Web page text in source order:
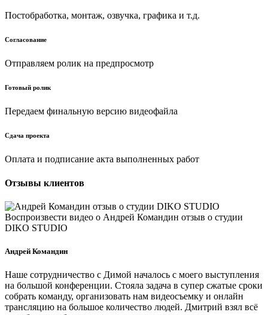
Постобработка, монтаж, озвучка, графика и т.д.
Согласование
Отправляем ролик на предпросмотр
Готовый ролик
Передаем финальную версию видеофайла
Сдача проекта
Оплата и подписание акта выполненных работ
Отзывы клиентов
Воспроизвести видео о Андрей Командин отзыв о студии
DIKO STUDIO
Андрей Командин
Наше сотрудничество с Димой началось с моего выступления
на большой конференции. Стояла задача в супер сжатые сроки
собрать команду, организовать нам видеосъемку и онлайн
трансляцию на большое количество людей. Дмитрий взял всё